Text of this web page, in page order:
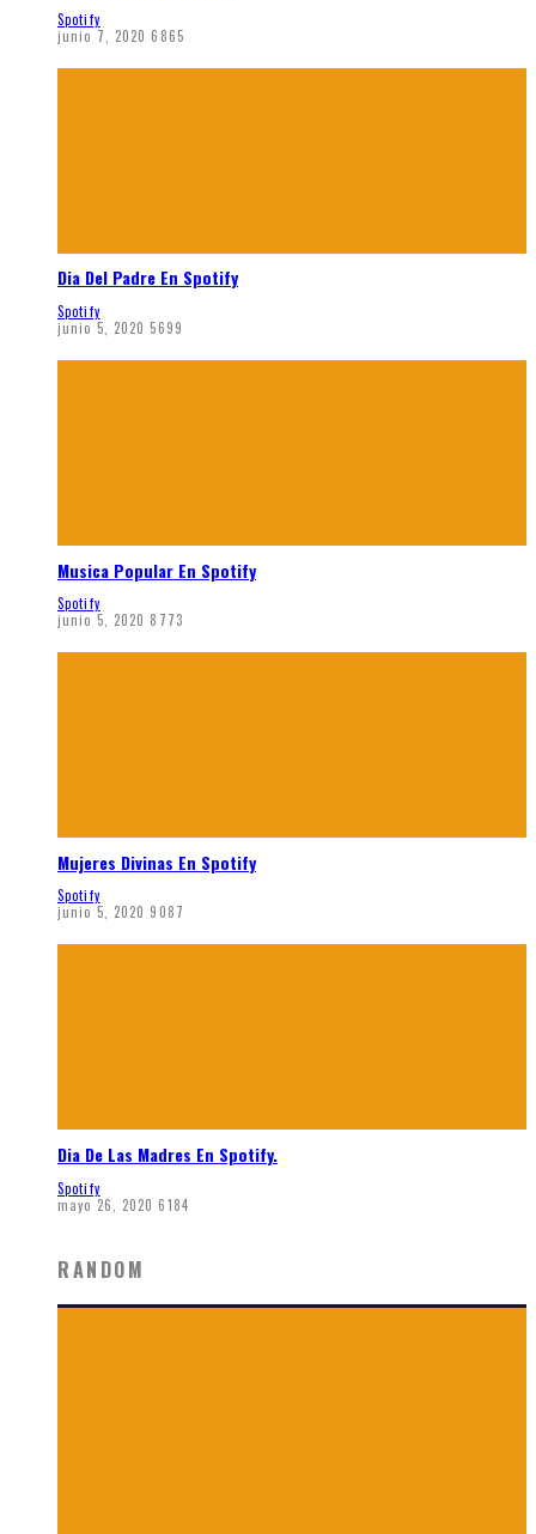
Spotify
junio 7, 2020 6865
Dia Del Padre En Spotify
Spotify
junio 5, 2020 5699
Musica Popular En Spotify
Spotify
junio 5, 2020 8773
Mujeres Divinas En Spotify
Spotify
junio 5, 2020 9087
Dia De Las Madres En Spotify.
Spotify
mayo 26, 2020 6184
RANDOM